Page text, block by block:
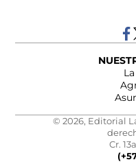
© 2026, Editorial
Cr.